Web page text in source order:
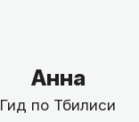
Анна
Гид по Тбилиси